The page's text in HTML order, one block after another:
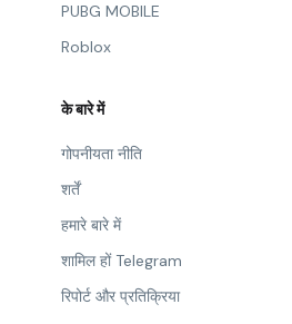
PUBG MOBILE
Roblox
के बारे में
गोपनीयता नीति
शर्तें
हमारे बारे में
शामिल हों Telegram
रिपोर्ट और प्रतिक्रिया